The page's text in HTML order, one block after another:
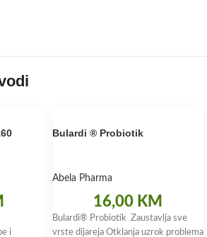
i
Bulardi ® Probiotik
Abela Pharma
16,00 KM
Bulardi® Probiotik Zaustavlja sve
vrste dijareja Otklanja uzrok problema